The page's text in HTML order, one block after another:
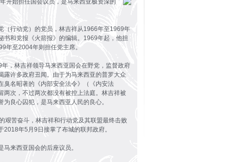
开始担任国会议员，是马来西亚极资深的
（行动党）的党员，林吉祥从1966年至1969年
书和党报《火箭报》的编辑。1969年起，他担
年至2004年则担任党主席。
，林吉祥领导马来西亚国会在野党，监督政府
露许多政府丑闻。由于为马来西亚的普罗大众
臭名昭著的《内部安全法令》（《内安法
两次，不过两次都没有被控上法庭。林吉祥被
为良心囚犯，是马来西亚人民的良心。
艰苦奋斗，林吉祥和行动党及其联盟最终击败
2018年5月9日接掌了布城的联邦政府。
马来西亚国会的后座议员。